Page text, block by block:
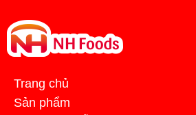
Trang chủ
Sản phẩm